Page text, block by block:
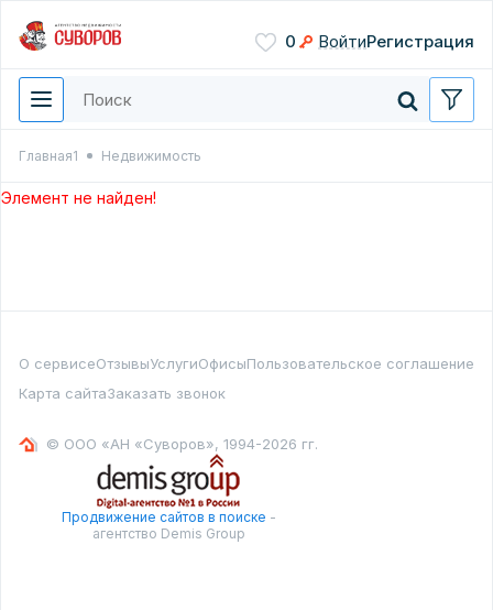
0 ВойтиРегистрация
Главная1 Недвижимость
Элемент не найден!
О сервисеОтзывыУслугиОфисыПользовательское соглашение
Карта сайтаЗаказать звонок
© ООО «АН «Суворов», 1994-2026 гг.
Продвижение сайтов в поиске -
агентство Demis Group
Введите цифры с картинки
Нажимая кнопку, вы даете
согласие на обработку
персональных данных